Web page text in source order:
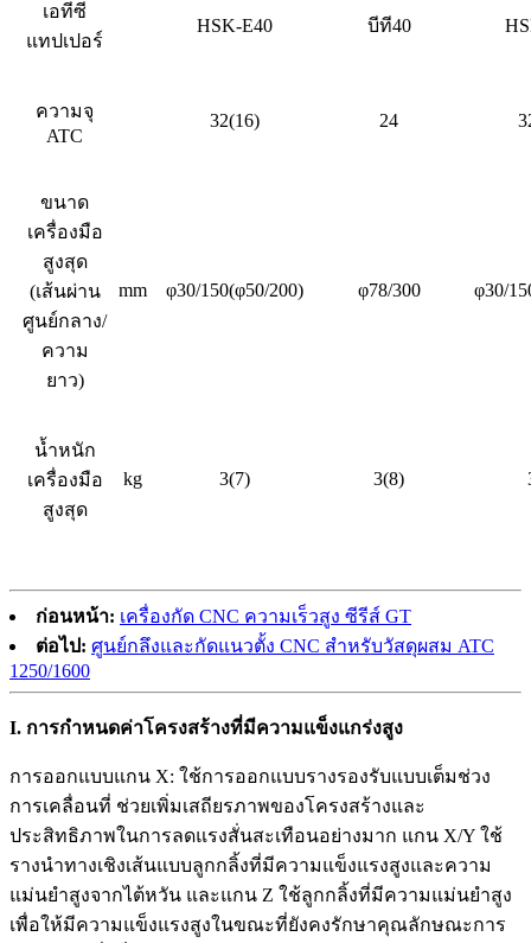
เอทีซี
แทปเปอร์
HSK-E40 บีที40
ความจุ
ATC
32(16) 24
ขนาด
เครื่องมือ
สูงสุด
(เส้นผ่าน
ศูนย์กลาง/
ความ
ยาว)
mm φ30/150(φ50/200) φ78/300 φ30/
น้ำหนัก
เครื่องมือ
สูงสุด
kg 3(7) 3(8)
ก่อนหน้า: เครื่องกัด CNC ความเร็วสูง ซีรีส์ GT
ต่อไป: ศูนย์กลึงและกัดแนวตั้ง CNC สำหรับวัสดุผสม ATC
1250/1600
I. การกำหนดค่าโครงสร้างที่มีความแข็งแกร่งสูง
การออกแบบแกน X: ใช้การออกแบบรางรองรับแบบเต็มช่วง
การเคลื่อนที่ ช่วยเพิ่มเสถียรภาพของโครงสร้างและ
ประสิทธิภาพในการลดแรงสั่นสะเทือนอย่างมาก แกน X/Y ใช้
รางนำทางเชิงเส้นแบบลูกกลิ้งที่มีความแข็งแรงสูงและความ
แม่นยำสูงจากไต้หวัน และแกน Z ใช้ลูกกลิ้งที่มีความแม่นยำสูง
เพื่อให้มีความแข็งแรงสูงในขณะที่ยังคงรักษาคุณลักษณะการ